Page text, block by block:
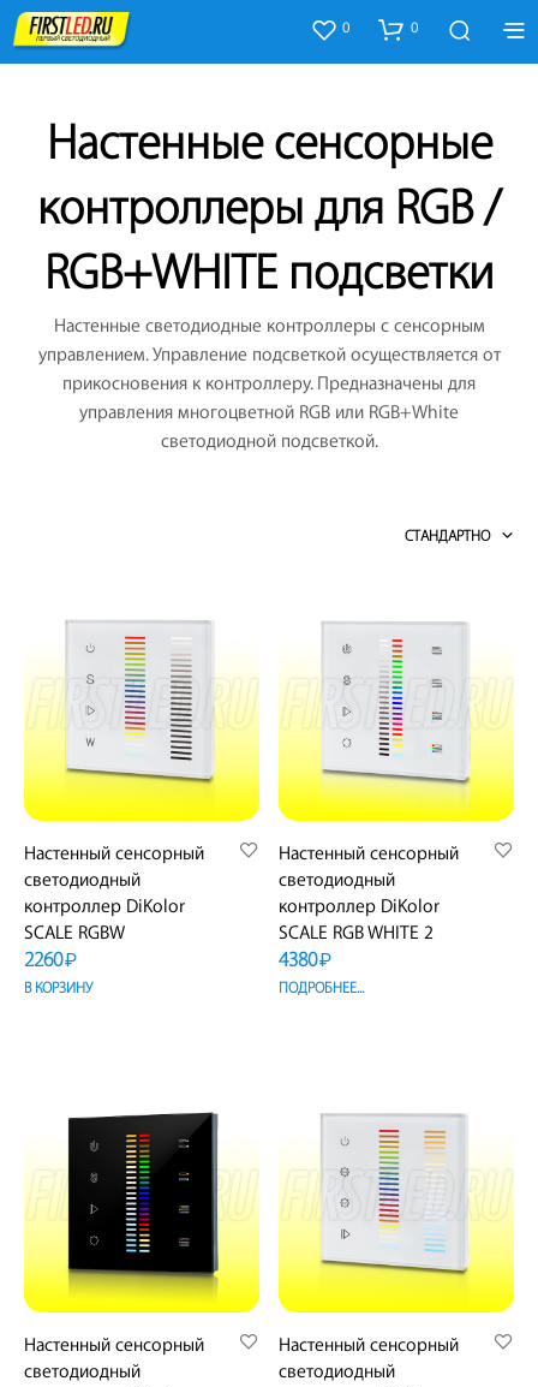
0 0
Настенные сенсорные
контроллеры для RGB /
RGB+WHITE подсветки
Настенные светодиодные контроллеры с сенсорным
управлением. Управление подсветкой осуществляется от
прикосновения к контроллеру. Предназначены для
управления многоцветной RGB или RGB+White
светодиодной подсветкой.
СТАНДАРТНО
Настенный сенсорный
светодиодный
контроллер DiKolor
SCALE RGBW
2260₽
В КОРЗИНУ
Настенный сенсорный
светодиодный
контроллер DiKolor
SCALE RGB WHITE 2
4380₽
ПОДРОБНЕЕ...
Настенный сенсорный
светодиодный
Настенный сенсорный
светодиодный